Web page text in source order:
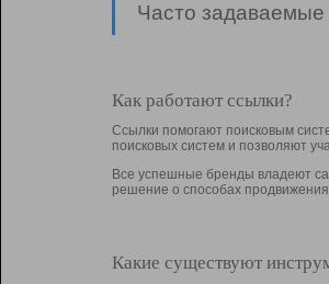
Часто
Как работают ссылки?
Ссылки помогают поисковым
поисковых систем и позволяют
Все успешные бренды владеют
решение о способах продвижения
Какие существуют